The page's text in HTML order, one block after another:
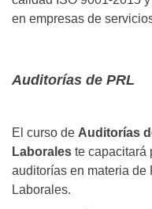
en empresas de
Auditorías de PRL
El curso de Auditorías
Laborales te capacitará
auditorías en materia
Laborales.